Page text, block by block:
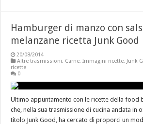
Hamburger di manzo con
melanzane ricetta Junk Good
20/08/2014
Altre trasmissioni, Carne,Immagini ricette, Junk
ricette
0
Ultimo appuntamento con le ricette della food
che, nella sua trasmissione di cucina andata in
titolo Junk Good, ha cercato di proporci un